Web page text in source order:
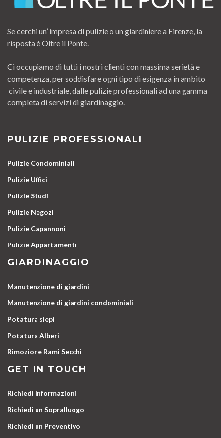
Se cerchi un’ impresa di pulizie o un giardiniere a Firenze, la
risposta è Oltre il Ponte.
Ci occupiamo di tutti i nostri clienti con massima serietà e
competenza, per soddisfare ogni tipo di esigenza in ambito
civile e industriale, dalle pulizie professionali ad una gamma
completa di servizi di giardinaggio.
PULIZIE PROFESSIONALI
Pulizie Condominiali
Pulizie Uffici
Pulizie Studi
Pulizie Negozi
Pulizie Capannoni
Pulizie Appartamenti
GIARDINAGGIO
Manutenzione di giardini
Manutenzione di giardini condominiali
Potatura siepi
Potatura Alberi
Rimozione Rami Secchi
GET IN TOUCH
Richiedi Informazioni
Richiedi un Sopralluogo
Richiedi un Preventivo